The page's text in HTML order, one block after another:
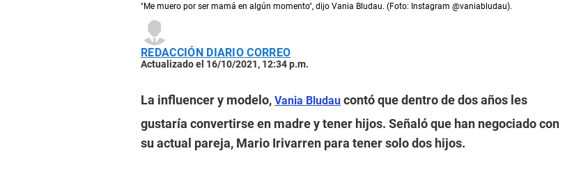
"Me muero por ser mamá en algún momento", dijo Vania Bludau. (Foto: Instagram @vaniabludau).
REDACCIÓN DIARIO CORREO
Actualizado el 16/10/2021, 12:34 p.m.
La influencer y modelo, Vania Bludau contó que dentro de dos años les
gustaría convertirse en madre y tener hijos. Señaló que han negociado con
su actual pareja, Mario Irivarren para tener solo dos hijos.